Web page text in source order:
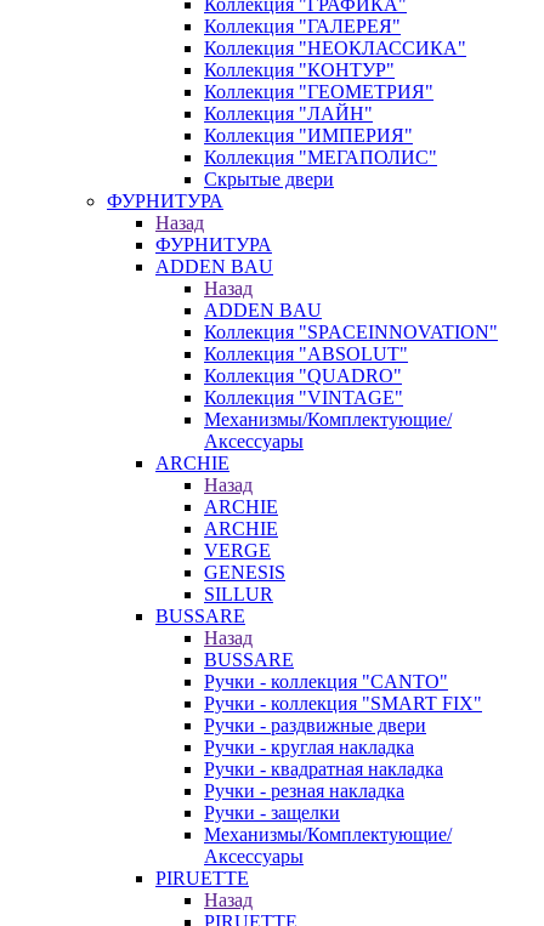
Коллекция "ГРАФИКА"
Коллекция "ГАЛЕРЕЯ"
Коллекция "НЕОКЛАССИКА"
Коллекция "КОНТУР"
Коллекция "ГЕОМЕТРИЯ"
Коллекция "ЛАЙН"
Коллекция "ИМПЕРИЯ"
Коллекция "МЕГАПОЛИС"
Скрытые двери
ФУРНИТУРА
Назад
ФУРНИТУРА
ADDEN BAU
Назад
ADDEN BAU
Коллекция "SPACEINNOVATION"
Коллекция "ABSOLUT"
Коллекция "QUADRO"
Коллекция "VINTAGE"
Механизмы/Комплектующие/
Аксессуары
ARCHIE
Назад
ARCHIE
ARCHIE
VERGE
GENESIS
SILLUR
BUSSARE
Назад
BUSSARE
Ручки - коллекция "CANTO"
Ручки - коллекция "SMART FIX"
Ручки - раздвижные двери
Ручки - круглая накладка
Ручки - квадратная накладка
Ручки - резная накладка
Ручки - защелки
Механизмы/Комплектующие/
Аксессуары
PIRUETTE
Назад
PIRUETTE